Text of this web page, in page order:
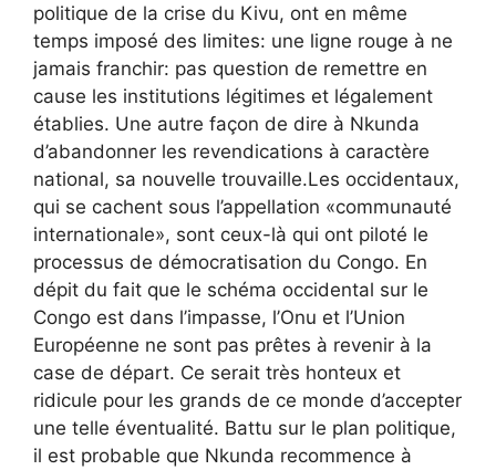
politique de la crise du Kivu, ont en même
temps imposé des limites: une ligne rouge à ne
jamais franchir: pas question de remettre en
cause les institutions légitimes et légalement
établies. Une autre façon de dire à Nkunda
d’abandonner les revendications à caractère
national, sa nouvelle trouvaille.Les occidentaux,
qui se cachent sous l’appellation «communauté
internationale», sont ceux-là qui ont piloté le
processus de démocratisation du Congo. En
dépit du fait que le schéma occidental sur le
Congo est dans l’impasse, l’Onu et l’Union
Européenne ne sont pas prêtes à revenir à la
case de départ. Ce serait très honteux et
ridicule pour les grands de ce monde d’accepter
une telle éventualité. Battu sur le plan politique,
il est probable que Nkunda recommence à